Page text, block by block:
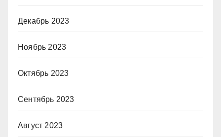
Декабрь 2023
Ноябрь 2023
Октябрь 2023
Сентябрь 2023
Август 2023